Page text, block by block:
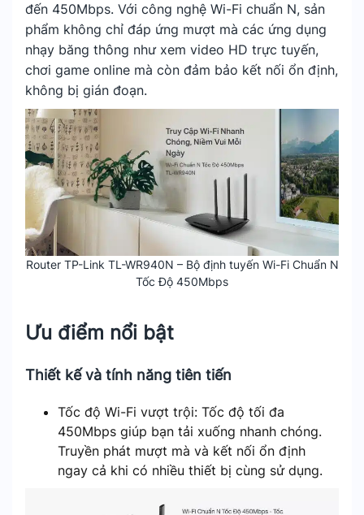
đến 450Mbps. Với công nghệ Wi-Fi chuẩn N, sản
phẩm không chỉ đáp ứng mượt mà các ứng dụng
nhạy băng thông như xem video HD trực tuyến,
chơi game online mà còn đảm bảo kết nối ổn định,
không bị gián đoạn.
Router TP-Link TL-WR940N – Bộ định tuyến Wi-Fi Chuẩn N
Tốc Độ 450Mbps
Ưu điểm nổi bật
Thiết kế và tính năng tiên tiến
Tốc độ Wi-Fi vượt trội: Tốc độ tối đa
450Mbps giúp bạn tải xuống nhanh chóng.
Truyền phát mượt mà và kết nối ổn định
ngay cả khi có nhiều thiết bị cùng sử dụng.